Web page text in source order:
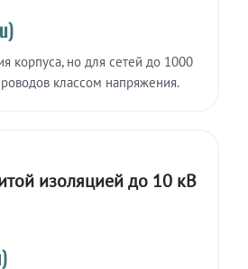
корпуса, но для сетей до 1000
классом напряжения.
изоляцией до 10 кВ